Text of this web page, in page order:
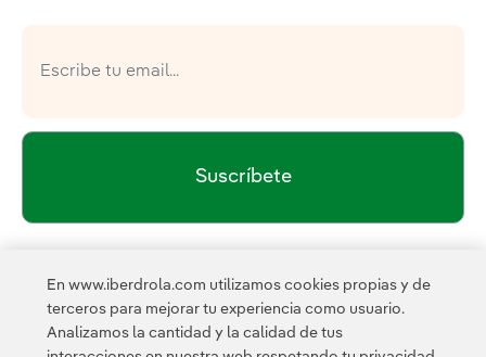
Suscríbete
He leído y acepto la
Newsletter
Enlace externo, se abre en ventana nueva.
Esta página está protegida por reCAPTCHA y se aplican la
Política de privacidad y los Términos de servicio de
En www.iberdrola.com utilizamos cookies propias y de
terceros para mejorar tu experiencia como usuario.
Analizamos la cantidad y la calidad de tus